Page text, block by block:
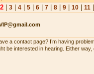
2| 3| 4| 5| 6| 7| 8| 9| 10| 11|
a contact page? I’m having
be interested in hearing. Either